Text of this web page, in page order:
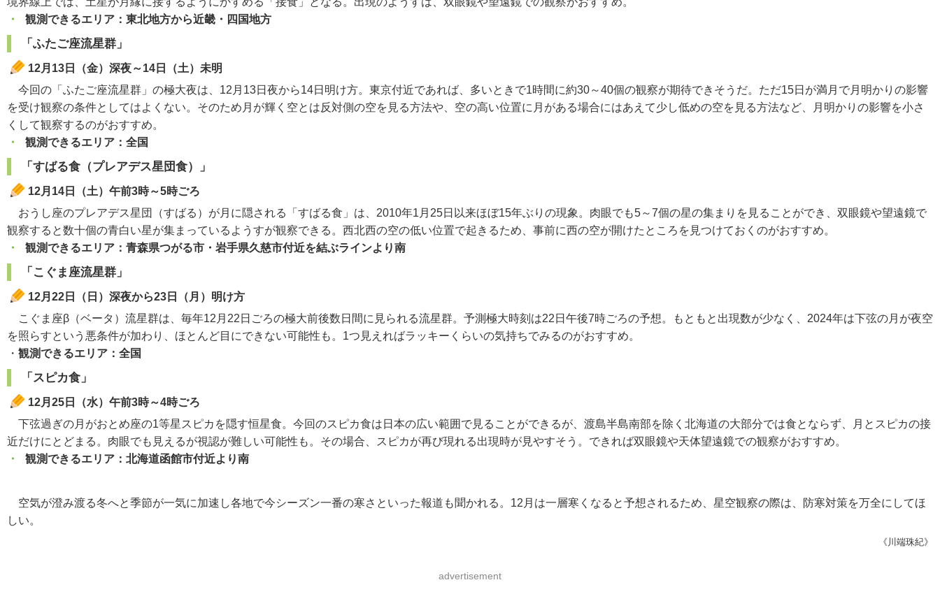
・
観測できるエリア：東北地方から近畿・四国地方
「ふたご座流星群」
12月13日（金）深夜～14日（土）未明
今回の「ふたご座流星群」の極大夜は、12月13日夜から14日明け方。東京付近であれば、多いときで1時間に約30～40個の観察が期待できそうだ。ただ15日が満月で月明かりの影響
を受け観察の条件としてはよくない。そのため月が輝く空とは反対側の空を見る方法や、空の高い位置に月がある場合にはあえて少し低めの空を見る方法など、月明かりの影響を小さ
くして観察するのがおすすめ。
・
観測できるエリア：全国
「すばる食（プレアデス星団食）」
12月14日（土）午前3時～5時ごろ
おうし座のプレアデス星団（すばる）が月に隠される「すばる食」は、2010年1月25日以来ほぼ15年ぶりの現象。肉眼でも5～7個の星の集まりを見ることができ、双眼鏡や望遠鏡で
観察すると数十個の青白い星が集まっているようすが観察できる。西北西の空の低い位置で起きるため、事前に西の空が開けたところを見つけておくのがおすすめ。
・
観測できるエリア：青森県つがる市・岩手県久慈市付近を結ぶラインより南
「こぐま座流星群」
12月22日（日）深夜から23日（月）明け方
こぐま座β（ベータ）流星群は、毎年12月22日ごろの極大前後数日間に見られる流星群。予測極大時刻は22日午後7時ごろの予想。もともと出現数が少なく、2024年は下弦の月が夜空
を照らすという悪条件が加わり、ほとんど目にできない可能性も。1つ見えればラッキーくらいの気持ちでみるのがおすすめ。
・ 観測できるエリア：全国
「スピカ食」
12月25日（水）午前3時～4時ごろ
下弦過ぎの月がおとめ座の1等星スピカを隠す恒星食。今回のスピカ食は日本の広い範囲で見ることができるが、渡島半島南部を除く北海道の大部分では食とならず、月とスピカの接
近だけにとどまる。肉眼でも見えるが視認が難しい可能性も。その場合、スピカが再び現れる出現時が見やすそう。できれば双眼鏡や天体望遠鏡での観察がおすすめ。
・
観測できるエリア：北海道函館市付近より南
空気が澄み渡る冬へと季節が一気に加速し各地で今シーズン一番の寒さといった報道も聞かれる。12月は一層寒くなると予想されるため、星空観察の際は、防寒対策を万全にしてほ
しい。
《川端珠紀》
advertisement